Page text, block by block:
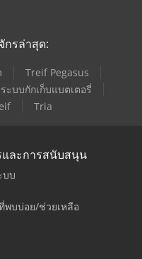
กรล่าสุด:
Treif Pegasus
ระบบกักเก็บแบตเตอรี่
Tria
และการสนับสนุน
บบ
พบบ่อย/ช่วยเหลือ